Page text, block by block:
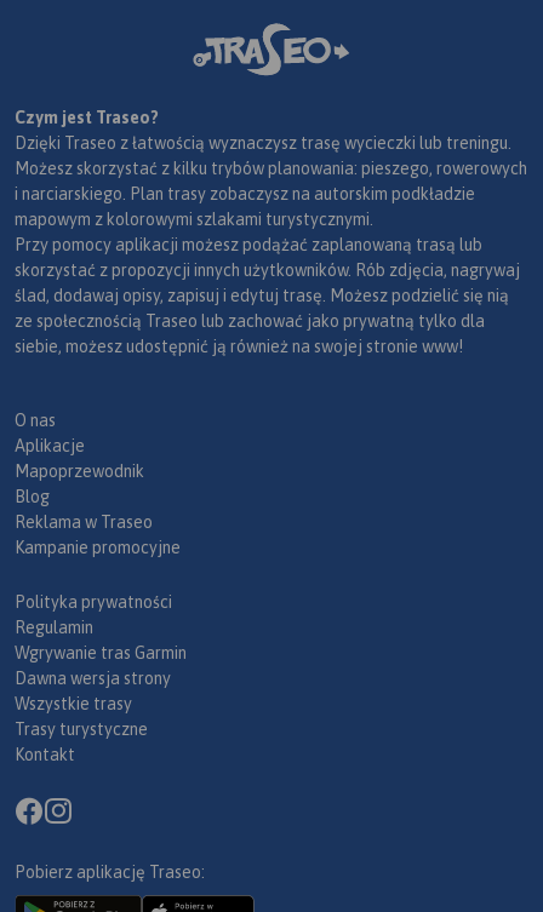
Czym jest Traseo?
Dzięki Traseo z łatwością wyznaczysz trasę wycieczki lub treningu.
Możesz skorzystać z kilku trybów planowania: pieszego, rowerowych
i narciarskiego. Plan trasy zobaczysz na autorskim podkładzie
mapowym z kolorowymi szlakami turystycznymi.
Przy pomocy aplikacji możesz podążać zaplanowaną trasą lub
skorzystać z propozycji innych użytkowników. Rób zdjęcia, nagrywaj
ślad, dodawaj opisy, zapisuj i edytuj trasę. Możesz podzielić się nią
ze społecznością Traseo lub zachować jako prywatną tylko dla
siebie, możesz udostępnić ją również na swojej stronie www!
O nas
Aplikacje
Mapoprzewodnik
Blog
Reklama w Traseo
Kampanie promocyjne
Polityka prywatności
Regulamin
Wgrywanie tras Garmin
Dawna wersja strony
Wszystkie trasy
Trasy turystyczne
Kontakt
Pobierz aplikację Traseo: